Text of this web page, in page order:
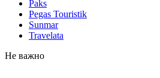
Paks
Pegas Touristik
Sunmar
Travelata
Не важно